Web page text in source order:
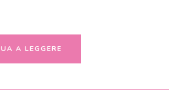
A LEGGERE